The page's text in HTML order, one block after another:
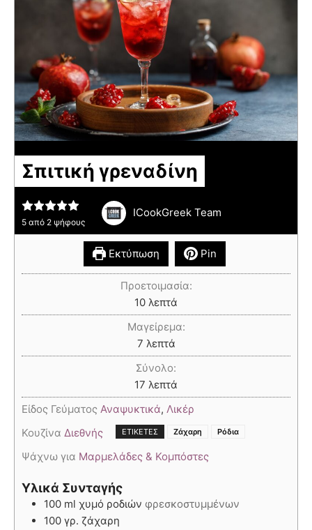
Σπιτική γρεναδίνη
5 από 2 ψήφους
ICookGreek Team
Εκτύπωση Pin
Προετοιμασία:
10 λεπτά
Μαγείρεμα:
7 λεπτά
Σύνολο:
17 λεπτά
Είδος Γεύματος Αναψυκτικά, Λικέρ
Κουζίνα Διεθνής ΕΤΙΚΈΤΕΣ Ζάχαρη Ρόδια
Ψάχνω για Μαρμελάδες & Κομπόστες
Υλικά Συνταγής
100 ml χυμό ροδιών φρεσκοστυμμένων
100 γρ. ζάχαρη